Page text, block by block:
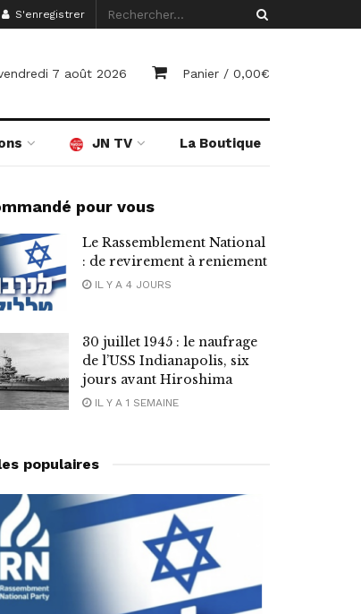
S'enregistrer
7 août 2026 Panier / 0,00€
JN TV La Boutique
pour vous
Le Rassemblement National
: de revirement à reniement
IL Y A 4 JOURS
30 juillet 1945 : le naufrage
de l’USS Indianapolis, six
jours avant Hiroshima
IL Y A 1 SEMAINE
populaires